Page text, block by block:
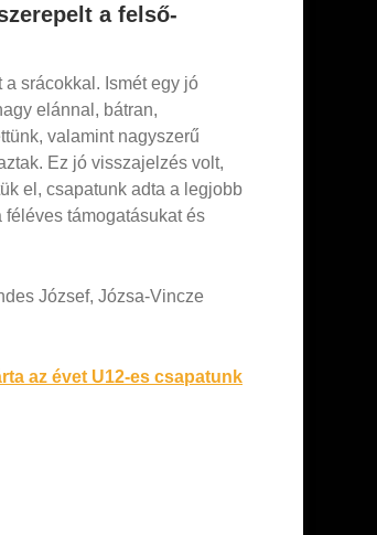
a felső-
srácokkal. Ismét egy jó
elánnal, bátran,
valamint nagyszerű
Ez jó visszajelzés volt,
el, csapatunk adta a legjobb
támogatásukat és
József, Józsa-Vincze
az évet U12-es csapatunk